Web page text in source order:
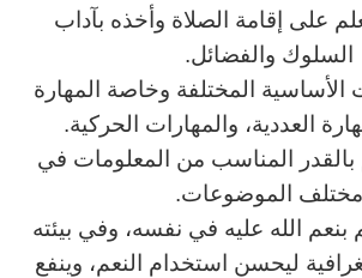
على إقامة الصلاة وأخذه بآداب
السلوك والفضائل.
الأساسية المختلفة وخاصة المهارة
العددية، والمهارات الحركية.
بالقدر المناسب من المعلومات في
مختلف الموضوعات.
بنعم الله عليه في نفسه، وفي بيئته
ليحسن استخدام النعم، وينفع